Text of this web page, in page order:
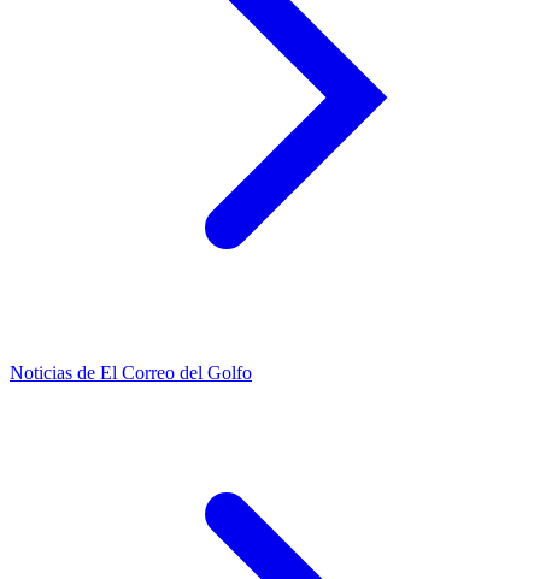
Noticias de El Correo del Golfo